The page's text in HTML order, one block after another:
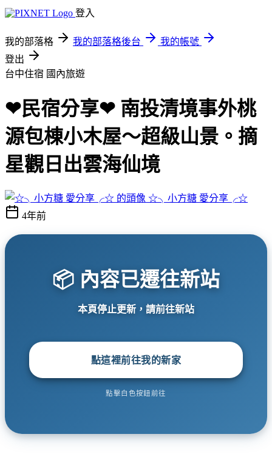
登入
我的部落格 我的部落格後台
我的帳號
登出
台中住宿 國內旅遊
❤民宿分享❤ 南投清境事外桃
源包棟小木屋～超級山景。摘
星觀日出雲海仙境
☆╮小方糖 愛分享╭☆
4年前
📦 內容已遷往新站
本頁停止更新，請前往新站
點這裡前往我的新家
點擊白色按鈕前往